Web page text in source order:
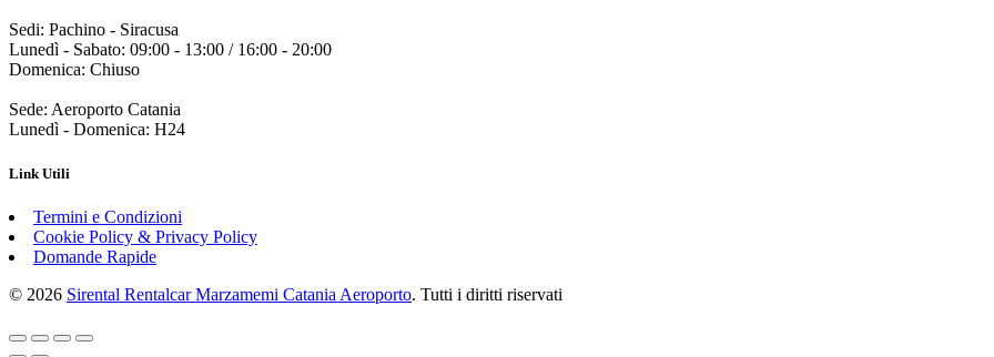
Sedi: Pachino - Siracusa
Lunedì - Sabato: 09:00 - 13:00 / 16:00 - 20:00
Domenica: Chiuso
Sede: Aeroporto Catania
Lunedì - Domenica: H24
Link Utili
Termini e Condizioni
Cookie Policy & Privacy Policy
Domande Rapide
© 2026 Sirental Rentalcar Marzamemi Catania Aeroporto. Tutti i diritti riservati